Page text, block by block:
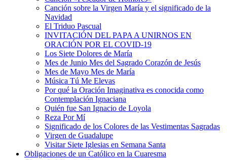
Canción sobre la Virgen María y el significado de la
Navidad
El Triduo Pascual
INVITACIÓN DEL PAPA A UNIRNOS EN
ORACIÓN POR EL COVID-19
Los Siete Dolores de María
Mes de Junio Mes del Sagrado Corazón de Jesús
Mes de Mayo Mes de María
Música Tú Me Elevas
Por qué la Oración Imaginativa es conocida como
Contemplación Ignaciana
Quién fue San Ignacio de Loyola
Reza Por Mí
Significado de los Colores de las Vestimentas Sagradas
Virgen de Guadalupe
Visitar Siete Iglesias en Semana Santa
Obligaciones de un Católico en la Cuaresma